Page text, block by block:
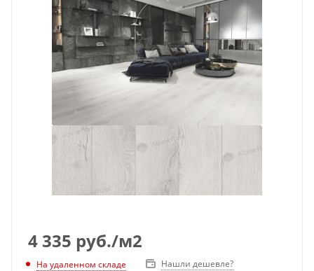
4 335 руб./м2
На удаленном складе Нашли дешевле?